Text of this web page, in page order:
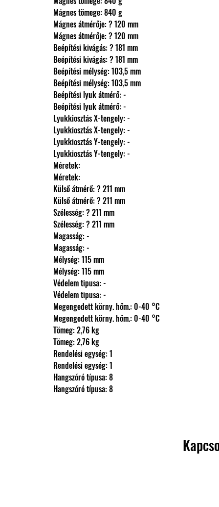
                Mágnes tömege: 840 g
                Mágnes átmérője: ? 120 mm
                Mágnes átmérője: ? 120 mm
                Beépítési kivágás: ? 181 mm
                Beépítési kivágás: ? 181 mm
                Beépítési mélység: 103,5 mm
                Beépítési mélység: 103,5 mm
                Beépítési lyuk átmérő: -
                Beépítési lyuk átmérő: -
                Lyukkiosztás X-tengely: -
                Lyukkiosztás X-tengely: -
                Lyukkiosztás Y-tengely: -
                Lyukkiosztás Y-tengely: -
                Méretek:
                Méretek:
                Külső átmérő: ? 211 mm
                Külső átmérő: ? 211 mm
                Szélesség: ? 211 mm
                Szélesség: ? 211 mm
                Magasság: -
                Magasság: -
                Mélység: 115 mm
                Mélység: 115 mm
                Védelem tipusa: -
                Védelem tipusa: -
                Megengedett körny. hőm.: 0-40 °C
                Megengedett körny. hőm.: 0-40 °C
                Tömeg: 2,76 kg
                Tömeg: 2,76 kg
                Rendelési egység: 1
                Rendelési egység: 1
                Hangszóró típusa: 8
                Hangszóró típusa: 8